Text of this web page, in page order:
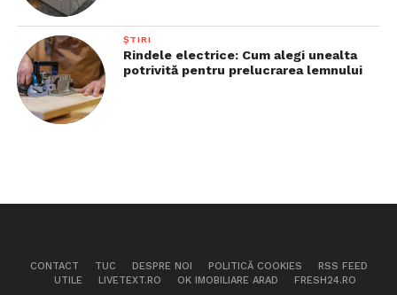
ȘTIRI
Rindele electrice: Cum alegi unealta
potrivită pentru prelucrarea lemnului
CONTACT TUC DESPRE NOI POLITICĂ COOKIES
RSS FEED
UTILE
LIVETEXT.RO OK IMOBILIARE ARAD FRESH24.RO